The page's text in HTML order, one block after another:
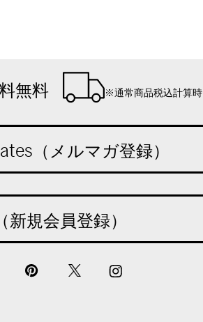
無料 ※通常商品税込計算時
（メルマガ登録）
新規会員登録）